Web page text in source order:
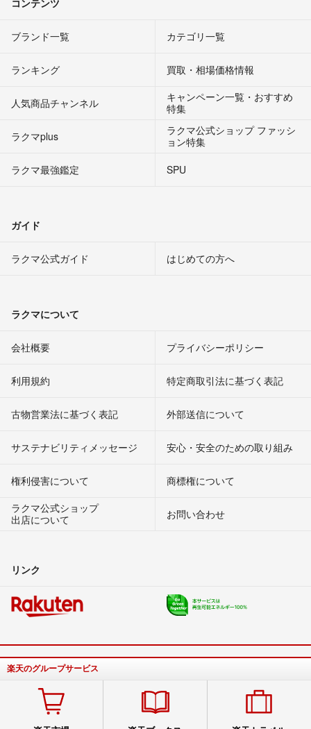
コンテンツ
ブランド一覧 カテゴリ一覧
ランキング 買取・相場価格情報
人気商品チャンネル
キャンペーン一覧・おすすめ
特集
ラクマplus
ラクマ公式ショップ ファッシ
ョン特集
ラクマ最強鑑定
SPU
ガイド
ラクマ公式ガイド はじめての方へ
ラクマについて
会社概要 プライバシーポリシー
利用規約 特定商取引法に基づく表記
古物営業法に基づく表記 外部送信について
サステナビリティメッセージ 安心・安全のための取り組み
権利侵害について
商標権について
ラクマ公式ショップ
出店について
お問い合わせ
リンク
楽天のグループサービス